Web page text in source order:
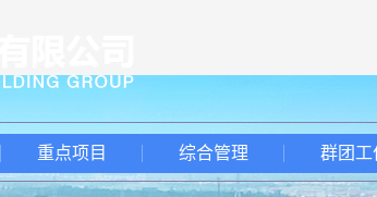
重点项目 综合管理 群团工